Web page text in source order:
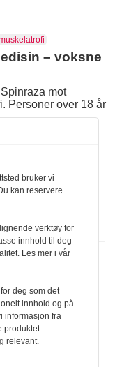
– voksne
mot
Personer over 18 år
rullestolen
driter vi i det –
veteran Per
Prix, Julia
bruker vi
kan reservere
verktøy for
innhold til deg
Les mer i vår
deg som det
innhold og på
informasjon fra
produktet
relevant.